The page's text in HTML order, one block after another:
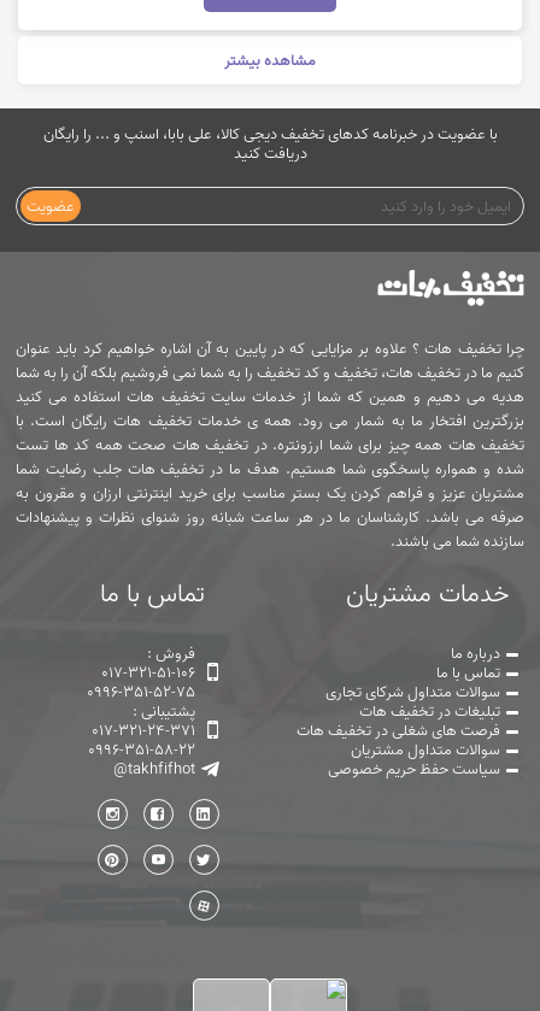
مشاهده بیشتر
با عضویت در خبرنامه کدهای تخفیف دیجی کالا، علی بابا، اسنپ و ... را رایگان
دریافت کنید
عضویت
چرا تخفیف هات ؟ علاوه بر مزایایی که در پایین به آن اشاره خواهیم کرد باید عنوان
کنیم ما در تخفیف هات، تخفیف و کد تخفیف را به شما نمی فروشیم بلکه آن را به شما
هدیه می دهیم و همین که شما از خدمات سایت تخفیف هات استفاده می کنید
بزرگترین افتخار ما به شمار می رود. همه ی خدمات تخفیف هات رایگان است. با
تخفیف هات همه چیز برای شما ارزونتره. در تخفیف هات صحت همه کد ها تست
شده و همواره پاسخگوی شما هستیم. هدف ما در تخفیف هات جلب رضایت شما
مشتریان عزیز و فراهم کردن یک بستر مناسب برای خرید اینترنتی ارزان و مقرون به
صرفه می باشد. کارشناسان ما در هر ساعت شبانه روز شنوای نظرات و پیشنهادات
سازنده شما می باشند.
خدمات مشتریان
درباره ما
تماس با ما
سوالات متداول شرکای تجاری
تبلیغات در تخفیف هات
فرصت های شغلی در تخفیف هات
سوالات متداول مشتریان
سیاست حفظ حریم خصوصی
تماس با ما
فروش :
017-321-51-106
0996-351-52-75
پشتیبانی :
017-321-24-371
0996-351-58-22
@takhfifhot